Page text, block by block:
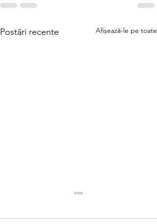
Postări recente Afișează-le pe toate